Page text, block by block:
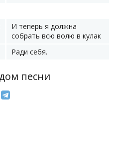
И теперь я должна
собрать всю волю в кулак
Ради себя.
песни